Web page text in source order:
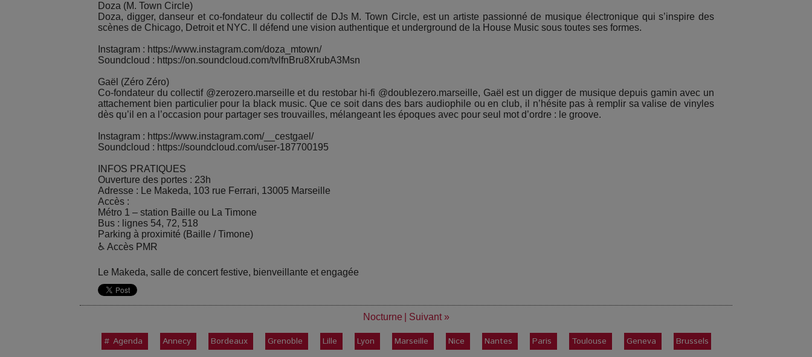
Doza (M. Town Circle)
Doza, digger, danseur et co-fondateur du collectif de DJs M. Town Circle, est un artiste passionné de musique électronique qui s’inspire des
scènes de Chicago, Detroit et NYC. Il défend une vision authentique et underground de la House Music sous toutes ses formes.
Instagram : https://www.instagram.com/doza_mtown/
Soundcloud : https://on.soundcloud.com/tvlfnBru8XrubA3Msn
Gaël (Zéro Zéro)
Co-fondateur du collectif @zerozero.marseille et du restobar hi-fi @doublezero.marseille, Gaël est un digger de musique depuis gamin avec un
attachement bien particulier pour la black music. Que ce soit dans des bars audiophile ou en club, il n’hésite pas à remplir sa valise de vinyles
dès qu’il en a l’occasion pour partager ses trouvailles, mélangeant les époques avec pour seul mot d’ordre : le groove.
Instagram : https://www.instagram.com/__cestgael/
Soundcloud : https://soundcloud.com/user-187700195
INFOS PRATIQUES
Ouverture des portes : 23h
Adresse : Le Makeda, 103 rue Ferrari, 13005 Marseille
Accès :
Métro 1 – station Baille ou La Timone
Bus : lignes 54, 72, 518
Parking à proximité (Baille / Timone)
♿ Accès PMR
Le Makeda, salle de concert festive, bienveillante et engagée
Nocturne Suivant »
# Agenda Annecy Bordeaux Grenoble Lille Lyon Marseille Nice Nantes Paris Toulouse Geneva Brussels